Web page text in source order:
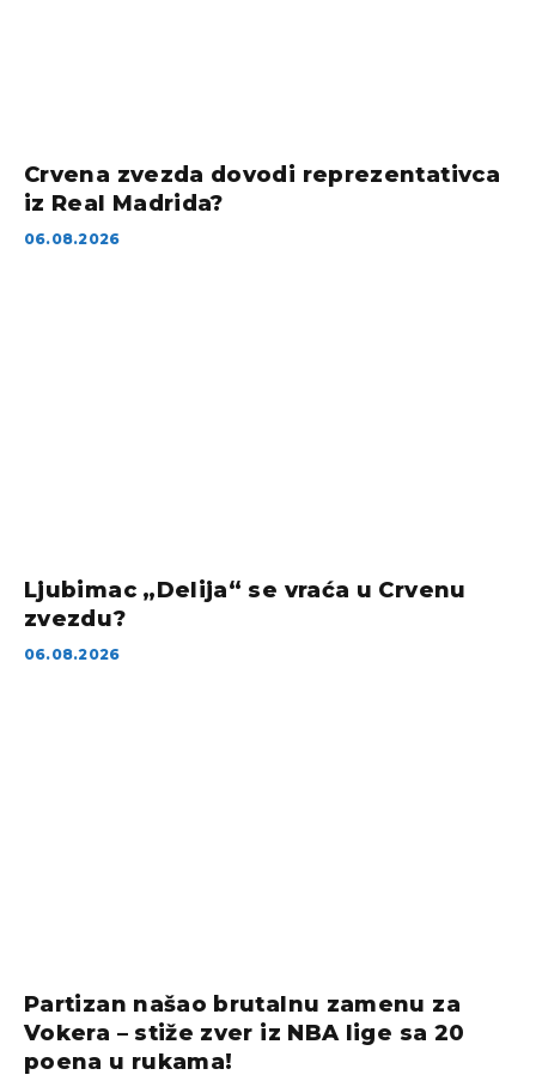
Crvena zvezda dovodi reprezentativca
iz Real Madrida?
06.08.2026
Ljubimac „Delija“ se vraća u Crvenu
zvezdu?
06.08.2026
Partizan našao brutalnu zamenu za
Vokera – stiže zver iz NBA lige sa 20
poena u rukama!